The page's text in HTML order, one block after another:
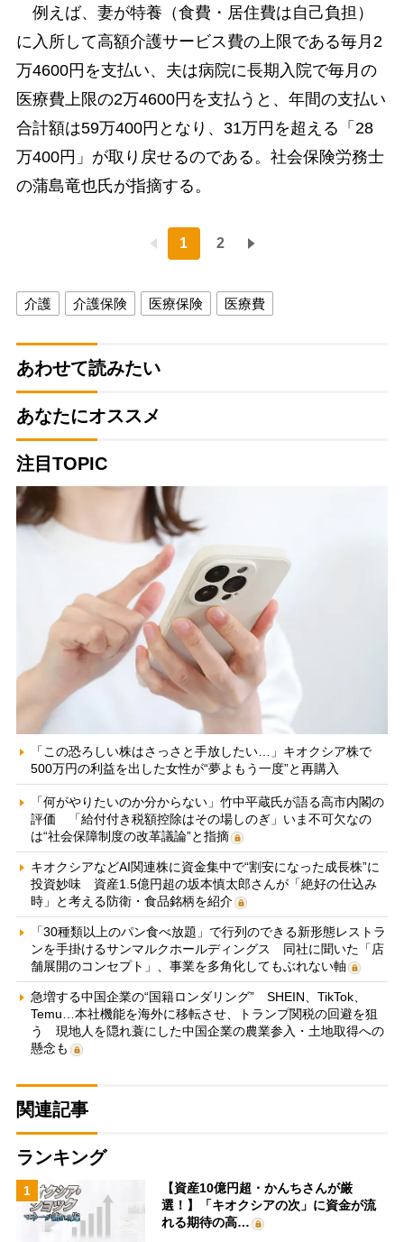
例えば、妻が特養（食費・居住費は自己負担）
に入所して高額介護サービス費の上限である毎月2
万4600円を支払い、夫は病院に長期入院で毎月の
医療費上限の2万4600円を支払うと、年間の支払い
合計額は59万400円となり、31万円を超える「28
万400円」が取り戻せるのである。社会保険労務士
の蒲島竜也氏が指摘する。
1 2
介護 介護保険 医療保険 医療費
あわせて読みたい
あなたにオススメ
注目TOPIC
「この恐ろしい株はさっさと手放したい…」キオクシア株で
500万円の利益を出した女性が“夢よもう一度”と再購入
「何がやりたいのか分からない」竹中平蔵氏が語る高市内閣の
評価 「給付付き税額控除はその場しのぎ」いま不可欠なの
は“社会保障制度の改革議論”と指摘
キオクシアなどAI関連株に資金集中で“割安になった成長株”に
投資妙味 資産1.5億円超の坂本慎太郎さんが「絶好の仕込み
時」と考える防衛・食品銘柄を紹介
「30種類以上のパン食べ放題」で行列のできる新形態レストラ
ンを手掛けるサンマルクホールディングス 同社に聞いた「店
舗展開のコンセプト」、事業を多角化してもぶれない軸
急増する中国企業の“国籍ロンダリング” SHEIN、TikTok、
Temu…本社機能を海外に移転させ、トランプ関税の回避を狙
う 現地人を隠れ蓑にした中国企業の農業参入・土地取得への
懸念も
関連記事
ランキング
1
【資産10億円超・かんちさんが厳
選！】「キオクシアの次」に資金が流
れる期待の高…